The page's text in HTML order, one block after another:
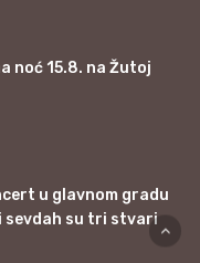
noć 15.8. na Žutoj
u glavnom gradu
sevdah su tri stvari